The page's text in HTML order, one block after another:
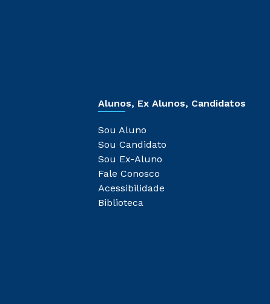
Alunos, Ex Alunos, Candidatos
Sou Aluno
Sou Candidato
Sou Ex-Aluno
Fale Conosco
Acessibilidade
Biblioteca